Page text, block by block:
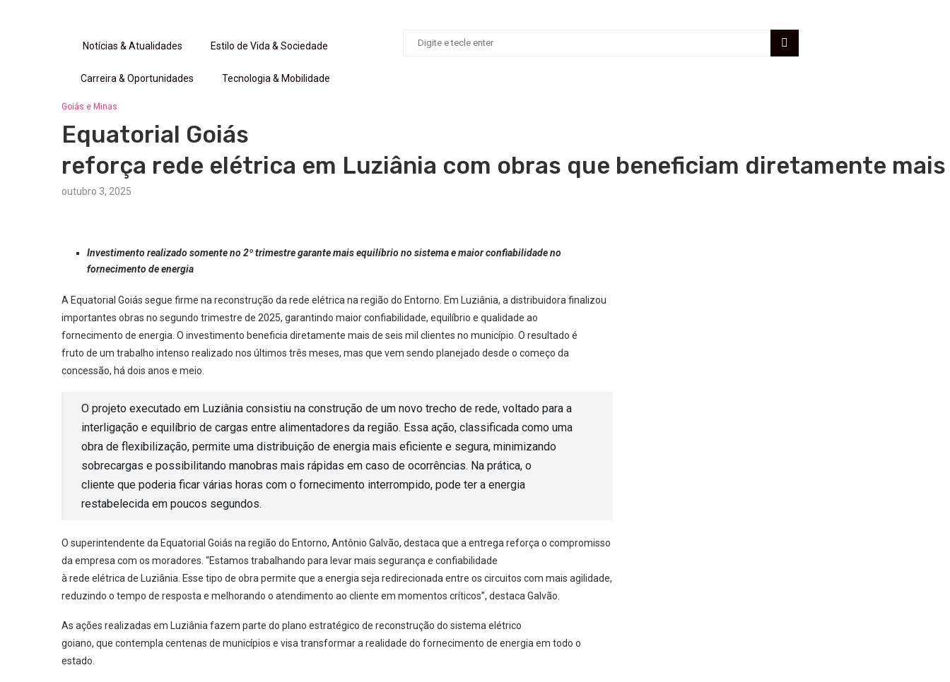
Notícias & Atualidades Estilo de Vida & Sociedade
Carreira & Oportunidades Tecnologia & Mobilidade
Goiás e Minas
Equatorial Goiás
reforça rede elétrica em Luziânia com obras que beneficiam diretamente
outubro 3, 2025
Investimento realizado somente no 2º trimestre garante mais equilíbrio no sistema e maior confiabilidade no
fornecimento de energia
A Equatorial Goiás segue firme na reconstrução da rede elétrica na região do Entorno. Em Luziânia, a distribuidora finalizou
importantes obras no segundo trimestre de 2025, garantindo maior confiabilidade, equilíbrio e qualidade ao
fornecimento de energia. O investimento beneficia diretamente mais de seis mil clientes no município. O resultado é
fruto de um trabalho intenso realizado nos últimos três meses, mas que vem sendo planejado desde o começo da
concessão, há dois anos e meio.
O projeto executado em Luziânia consistiu na construção de um novo trecho de rede, voltado para a
interligação e equilíbrio de cargas entre alimentadores da região. Essa ação, classificada como uma
obra de flexibilização, permite uma distribuição de energia mais eficiente e segura, minimizando
sobrecargas e possibilitando manobras mais rápidas em caso de ocorrências. Na prática, o
cliente que poderia ficar várias horas com o fornecimento interrompido, pode ter a energia
restabelecida em poucos segundos.
O superintendente da Equatorial Goiás na região do Entorno, Antônio Galvão, destaca que a entrega reforça o compromisso
da empresa com os moradores. “Estamos trabalhando para levar mais segurança e confiabilidade
à rede elétrica de Luziânia. Esse tipo de obra permite que a energia seja redirecionada entre os circuitos com mais agilidade,
reduzindo o tempo de resposta e melhorando o atendimento ao cliente em momentos críticos”, destaca Galvão.
As ações realizadas em Luziânia fazem parte do plano estratégico de reconstrução do sistema elétrico
goiano, que contempla centenas de municípios e visa transformar a realidade do fornecimento de energia em todo o
estado.